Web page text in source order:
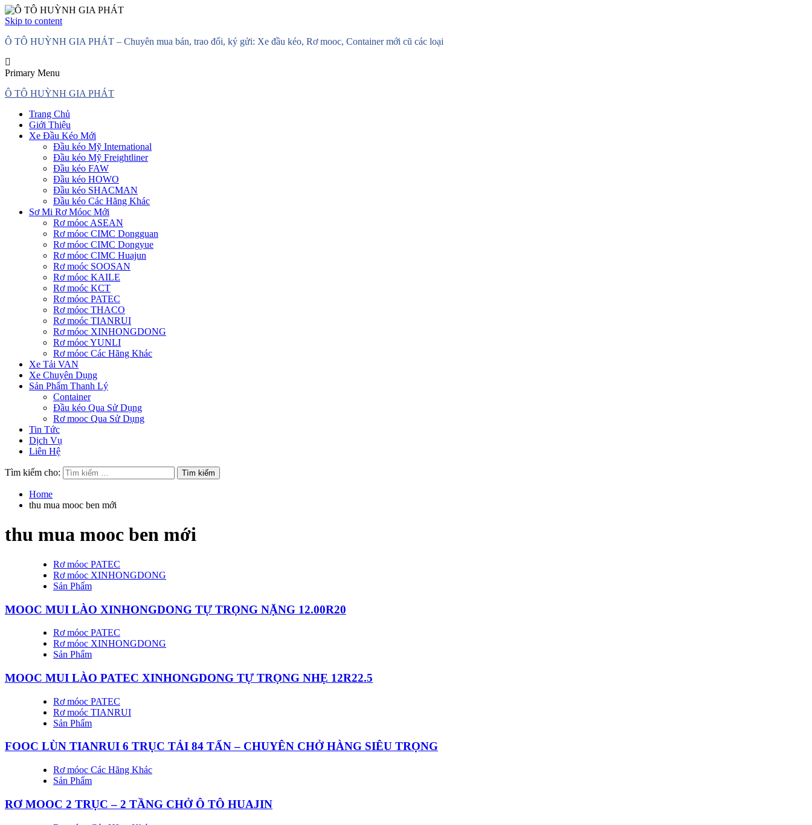
Skip to content
Ô TÔ HUỲNH GIA PHÁT – Chuyên mua bán, trao đổi, ký gửi: Xe đầu kéo, Rơ mooc, Container mới cũ các loại
Primary Menu
Ô TÔ HUỲNH GIA PHÁT
Trang Chủ
Giới Thiệu
Xe Đầu Kéo Mới
Đầu kéo Mỹ International
Đầu kéo Mỹ Freightliner
Đầu kéo FAW
Đầu kéo HOWO
Đầu kéo SHACMAN
Đầu kéo Các Hãng Khác
Sơ Mi Rơ Móoc Mới
Rơ móoc ASEAN
Rơ móoc CIMC Dongguan
Rơ móoc CIMC Dongyue
Rơ móoc CIMC Huajun
Rơ moóc SOOSAN
Rơ móoc KAILE
Rơ moóc KCT
Rơ móoc PATEC
Rơ móoc THACO
Rơ moóc TIANRUI
Rơ móoc XINHONGDONG
Rơ móoc YUNLI
Rơ móoc Các Hãng Khác
Xe Tải VAN
Xe Chuyên Dụng
Sản Phẩm Thanh Lý
Container
Đầu kéo Qua Sử Dụng
Rơ mooc Qua Sử Dụng
Tin Tức
Dịch Vụ
Liên Hệ
Tìm kiếm cho:
Home
thu mua mooc ben mới
thu mua mooc ben mới
Rơ móoc PATEC
Rơ móoc XINHONGDONG
Sản Phẩm
MOOC MUI LÀO XINHONGDONG TỰ TRỌNG NẶNG 12.00R20
Rơ móoc PATEC
Rơ móoc XINHONGDONG
Sản Phẩm
MOOC MUI LÀO PATEC XINHONGDONG TỰ TRỌNG NHẸ 12R22.5
Rơ móoc PATEC
Rơ moóc TIANRUI
Sản Phẩm
FOOC LÙN TIANRUI 6 TRỤC TẢI 84 TẤN – CHUYÊN CHỞ HÀNG SIÊU TRỌNG
Rơ móoc Các Hãng Khác
Sản Phẩm
RƠ MOOC 2 TRỤC – 2 TẦNG CHỞ Ô TÔ HUAJIN